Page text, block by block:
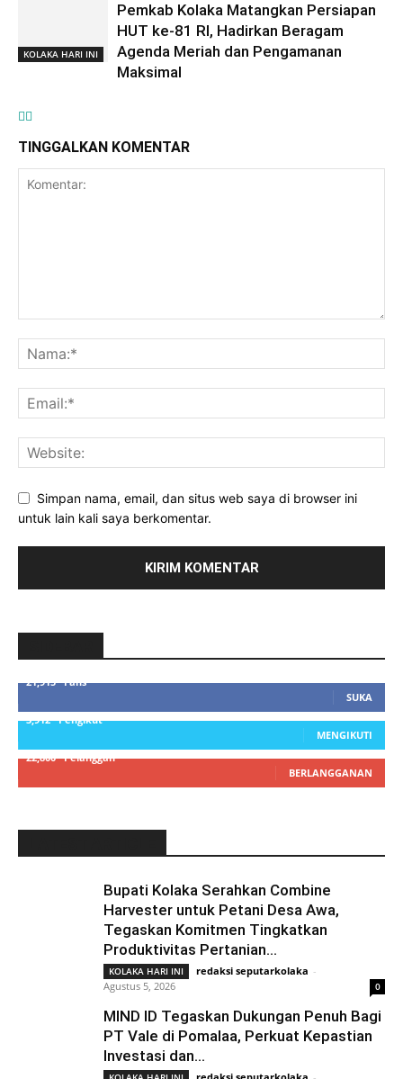
KOLAKA HARI INI
Pemkab Kolaka Matangkan Persiapan
HUT ke-81 RI, Hadirkan Beragam
Agenda Meriah dan Pengamanan
Maksimal
TINGGALKAN KOMENTAR
Simpan nama, email, dan situs web saya di browser ini
untuk lain kali saya berkomentar.
21,915 Fans
SUKA
3,912 Pengikut
MENGIKUTI
22,800 Pelanggan
BERLANGGANAN
Bupati Kolaka Serahkan Combine
Harvester untuk Petani Desa Awa,
Tegaskan Komitmen Tingkatkan
Produktivitas Pertanian...
KOLAKA HARI INI redaksi seputarkolaka -
Agustus 5, 2026
0
MIND ID Tegaskan Dukungan Penuh Bagi
PT Vale di Pomalaa, Perkuat Kepastian
Investasi dan...